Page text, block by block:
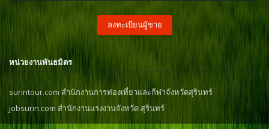
ลงทะเบียนผู้ขาย
หน่วยงานพันธมิตร
surintour.com สำนักงานการท่องเที่ยวและกีฬาจังหวัดสุรินทร์
jobsurin.com สำนักงานแรงงานจังหวัด สุรินทร์